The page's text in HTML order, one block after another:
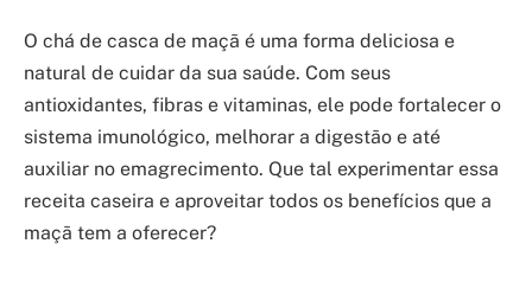
O chá de casca de maçã é uma forma deliciosa e
natural de cuidar da sua saúde. Com seus
antioxidantes, fibras e vitaminas, ele pode fortalecer o
sistema imunológico, melhorar a digestão e até
auxiliar no emagrecimento. Que tal experimentar essa
receita caseira e aproveitar todos os benefícios que a
maçã tem a oferecer?